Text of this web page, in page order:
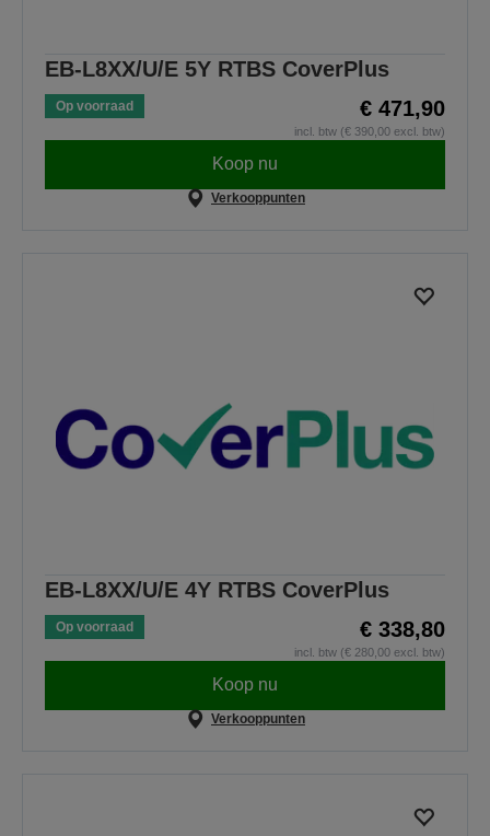
EB-L8XX/U/E 5Y RTBS CoverPlus
Op voorraad € 471,90
incl. btw (€ 390,00 excl. btw)
Koop nu
Verkooppunten
EB-L8XX/U/E 4Y RTBS CoverPlus
Op voorraad € 338,80
incl. btw (€ 280,00 excl. btw)
Koop nu
Verkooppunten